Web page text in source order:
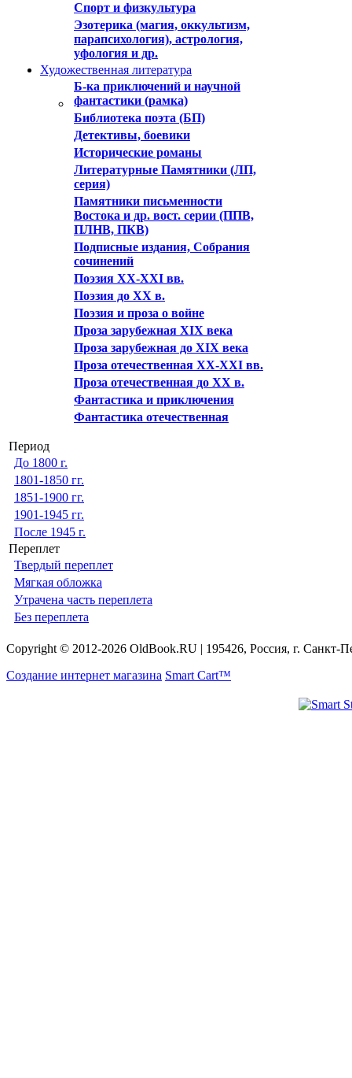
Спорт и физкультура
Эзотерика (магия, оккультизм,
парапсихология), астрология,
уфология и др.
Художественная литература
Б-ка приключений и научной
фантастики (рамка)
Библиотека поэта (БП)
Детективы, боевики
Исторические романы
Литературные Памятники (ЛП,
серия)
Памятники письменности
Востока и др. вост. серии (ППВ,
ПЛНВ, ПКВ)
Подписные издания, Собрания
сочинений
Поэзия XX-XXI вв.
Поэзия до XX в.
Поэзия и проза о войне
Проза зарубежная XIX века
Проза зарубежная до XIX века
Проза отечественная XX-XXI вв.
Проза отечественная до XX в.
Фантастика и приключения
Фантастика отечественная
Период
До 1800 г.
1801-1850 гг.
1851-1900 гг.
1901-1945 гг.
После 1945 г.
Переплет
Твердый переплет
Мягкая обложка
Утрачена часть переплета
Без переплета
Copyright © 2012-2026 OldBook.RU | 195426, Россия, г. Санкт-
Создание интернет магазина Smart Cart™